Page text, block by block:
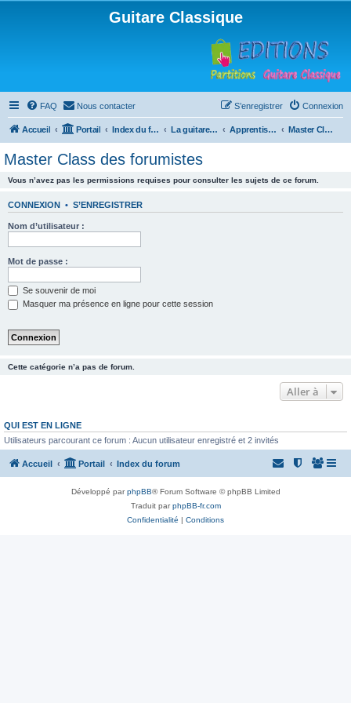
Guitare Classique
FAQ Nous contacter Connexion
S’enregistrer
Accueil Portail Index du forum La guitare : instrument, cours et théorie Apprentissage et enseignement de la guitare Master Class des forumistes
Master Class des forumistes
Vous n’avez pas les permissions requises pour consulter les sujets de ce forum.
CONNEXION • S’ENREGISTRER
Nom d’utilisateur :
Mot de passe :
Se souvenir de moi
Masquer ma présence en ligne pour cette session
Cette catégorie n’a pas de forum.
Aller à
QUI EST EN LIGNE
Utilisateurs parcourant ce forum : Aucun utilisateur enregistré et 2 invités
Accueil Portail Index du forum
Développé parphpBB® Forum Software © phpBB Limited
Traduit parphpBB-fr.com
Confidentialité | Conditions